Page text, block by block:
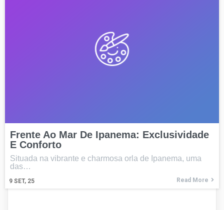
Frente Ao Mar De Ipanema: Exclusividade
E Conforto
9 SET, 25
Situada na vibrante e charmosa orla de Ipanema, uma
das…
Read More